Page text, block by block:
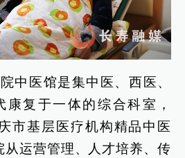
中医馆是集中医、西医、
康复于一体的综合科室，
市基层医疗机构精品中医
从运营管理、人才培养、传